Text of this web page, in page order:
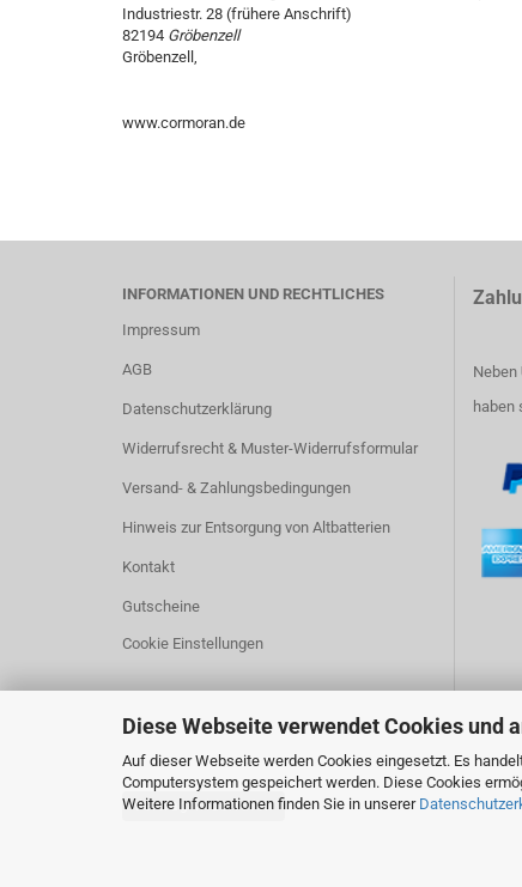
Diese Webseite verwendet Cookies und
Auf dieser Webseite werden Cookies eingesetzt. Es
Computersystem gespeichert werden. Diese Cookies
Weitere Informationen finden Sie in unserer
Industriestr. 28 (frühere Anschrift)
82194 Gröbenzell
Gröbenzell,
www.cormoran.de
INFORMATIONEN UND RECHTLICHES
Impressum
AGB
Datenschutzerklärung
Widerrufsrecht & Muster-Widerrufsformular
Versand- & Zahlungsbedingungen
Hinweis zur Entsorgung von Altbatterien
Kontakt
Gutscheine
Cookie Einstellungen
Neben
haben
Vertrag widerrufen